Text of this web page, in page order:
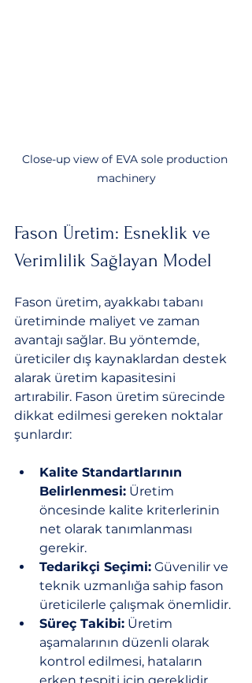
Close-up view of EVA sole production
machinery
Fason Üretim: Esneklik ve
Verimlilik Sağlayan Model
Fason üretim, ayakkabı tabanı
üretiminde maliyet ve zaman
avantajı sağlar. Bu yöntemde,
üreticiler dış kaynaklardan destek
alarak üretim kapasitesini
artırabilir. Fason üretim sürecinde
dikkat edilmesi gereken noktalar
şunlardır:
Kalite Standartlarının
Belirlenmesi: Üretim
öncesinde kalite kriterlerinin
net olarak tanımlanması
gerekir.
Tedarikçi Seçimi: Güvenilir ve
teknik uzmanlığa sahip fason
üreticilerle çalışmak önemlidir.
Süreç Takibi: Üretim
aşamalarının düzenli olarak
kontrol edilmesi, hataların